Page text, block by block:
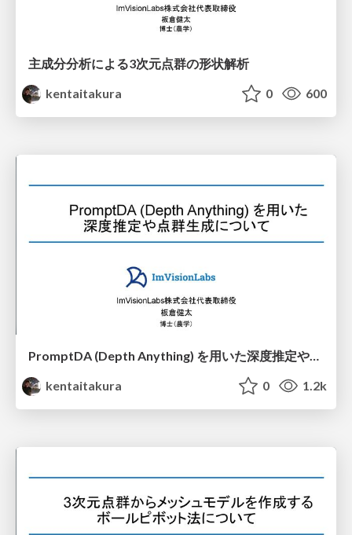
主成分分析による3次元点群の形状解析
kentaitakura
0 600
PromptDA (Depth Anything) を用いた深度推定や点群生成について
kentaitakura
0 1.2k